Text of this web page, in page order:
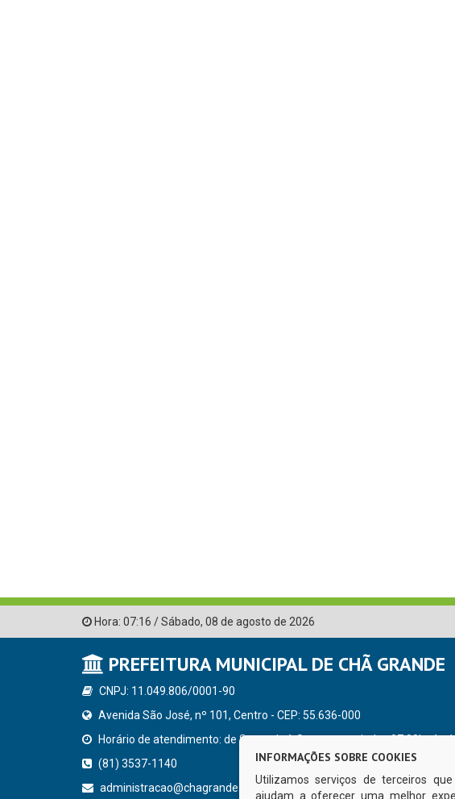
Hora: 07:16 /Sábado, 08 de agosto de 2026
PREFEITURA MUNICIPAL DE CHÃ GRANDE
CNPJ: 11.049.806/0001-90
Avenida São José, nº 101, Centro - CEP: 55.636-000
Horário de atendimento: de Segunda à Sexta, a partir das 07:00hs às
(81) 3537-1140
administracao@chagrande.pe.gov.br
INFORMAÇÕES SOBRE COOKIES
Utilizamos serviços de terceiros
ajudam a oferecer uma melhor